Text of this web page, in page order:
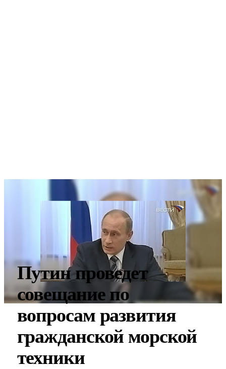
Путин проведет
совещание по
вопросам развития
гражданской морской
техники